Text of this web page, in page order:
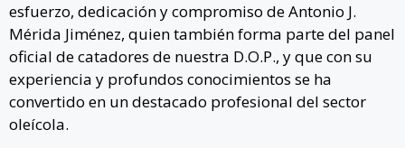
esfuerzo, dedicación y compromiso de Antonio J.
Mérida Jiménez, quien también forma parte del panel
oficial de catadores de nuestra D.O.P., y que con su
experiencia y profundos conocimientos se ha
convertido en un destacado profesional del sector
oleícola.